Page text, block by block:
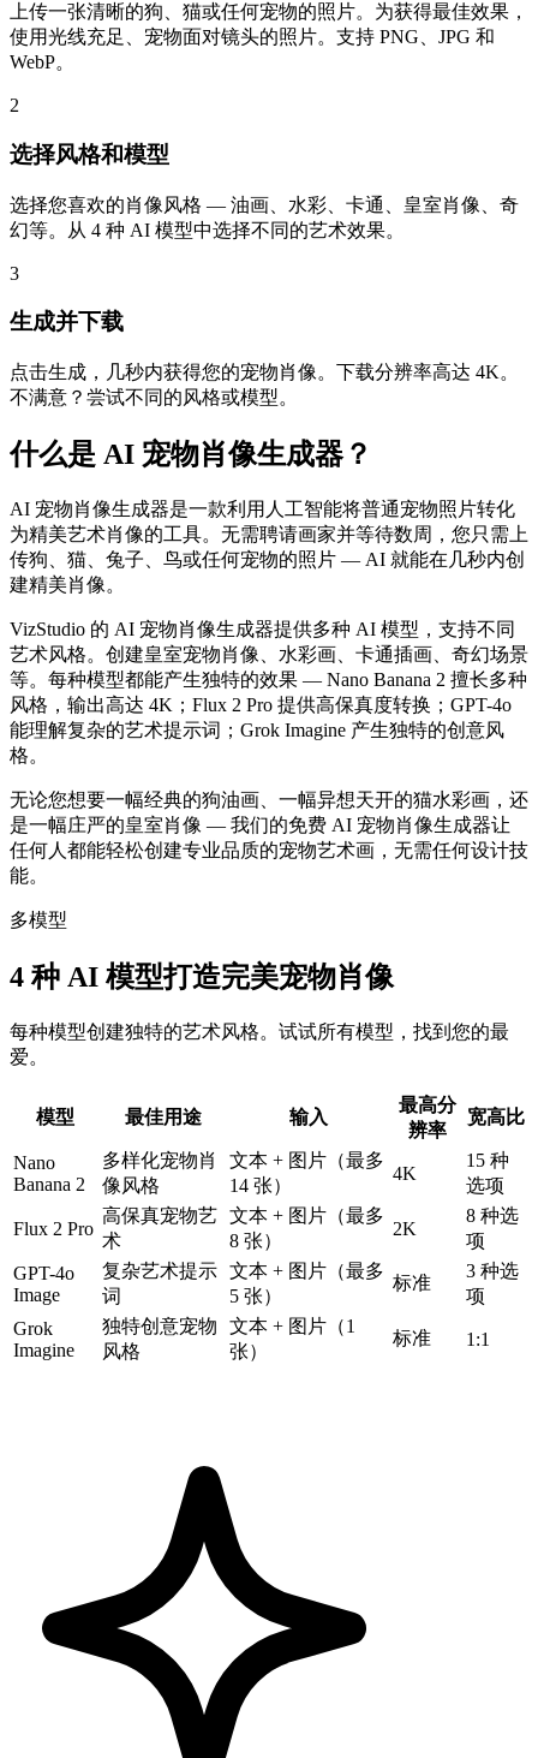
上传一张清晰的狗、猫或任何宠物的照片。为获得最佳效果，
使用光线充足、宠物面对镜头的照片。支持 PNG、JPG 和
WebP。
2
选择风格和模型
选择您喜欢的肖像风格 — 油画、水彩、卡通、皇室肖像、奇
幻等。从 4 种 AI 模型中选择不同的艺术效果。
3
生成并下载
点击生成，几秒内获得您的宠物肖像。下载分辨率高达 4K。
不满意？尝试不同的风格或模型。
什么是 AI 宠物肖像生成器？
AI 宠物肖像生成器是一款利用人工智能将普通宠物照片转化
为精美艺术肖像的工具。无需聘请画家并等待数周，您只需上
传狗、猫、兔子、鸟或任何宠物的照片 — AI 就能在几秒内创
建精美肖像。
VizStudio 的 AI 宠物肖像生成器提供多种 AI 模型，支持不同
艺术风格。创建皇室宠物肖像、水彩画、卡通插画、奇幻场景
等。每种模型都能产生独特的效果 — Nano Banana 2 擅长多种
风格，输出高达 4K；Flux 2 Pro 提供高保真度转换；GPT-4o
能理解复杂的艺术提示词；Grok Imagine 产生独特的创意风
格。
无论您想要一幅经典的狗油画、一幅异想天开的猫水彩画，还
是一幅庄严的皇室肖像 — 我们的免费 AI 宠物肖像生成器让
任何人都能轻松创建专业品质的宠物艺术画，无需任何设计技
能。
多模型
4 种 AI 模型打造完美宠物肖像
每种模型创建独特的艺术风格。试试所有模型，找到您的最
爱。
模型 最佳用途 输入
最高分
辨率
宽高比
Nano
Banana 2
多样化宠物肖
像风格
文本 + 图片（最多
14 张）
4K
15 种
选项
Flux 2 Pro
高保真宠物艺
术
文本 + 图片（最多
8 张）
2K
8 种选
项
GPT-4o
Image
复杂艺术提示
词
文本 + 图片（最多
5 张）
标准
3 种选
项
Grok
Imagine
独特创意宠物
风格
文本 + 图片（1
张）
标准 1:1